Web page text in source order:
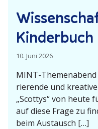
!
z
n
u
d
L
ö
Kinderbuch
10. Juni 2026
MINT-
rie­rende und
„Scottys“ von heute
auf diese Frage zu
beim Austausch […]